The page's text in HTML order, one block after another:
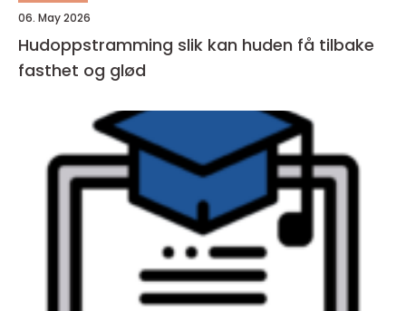
06. May 2026
Hudoppstramming slik kan huden få tilbake
fasthet og glød